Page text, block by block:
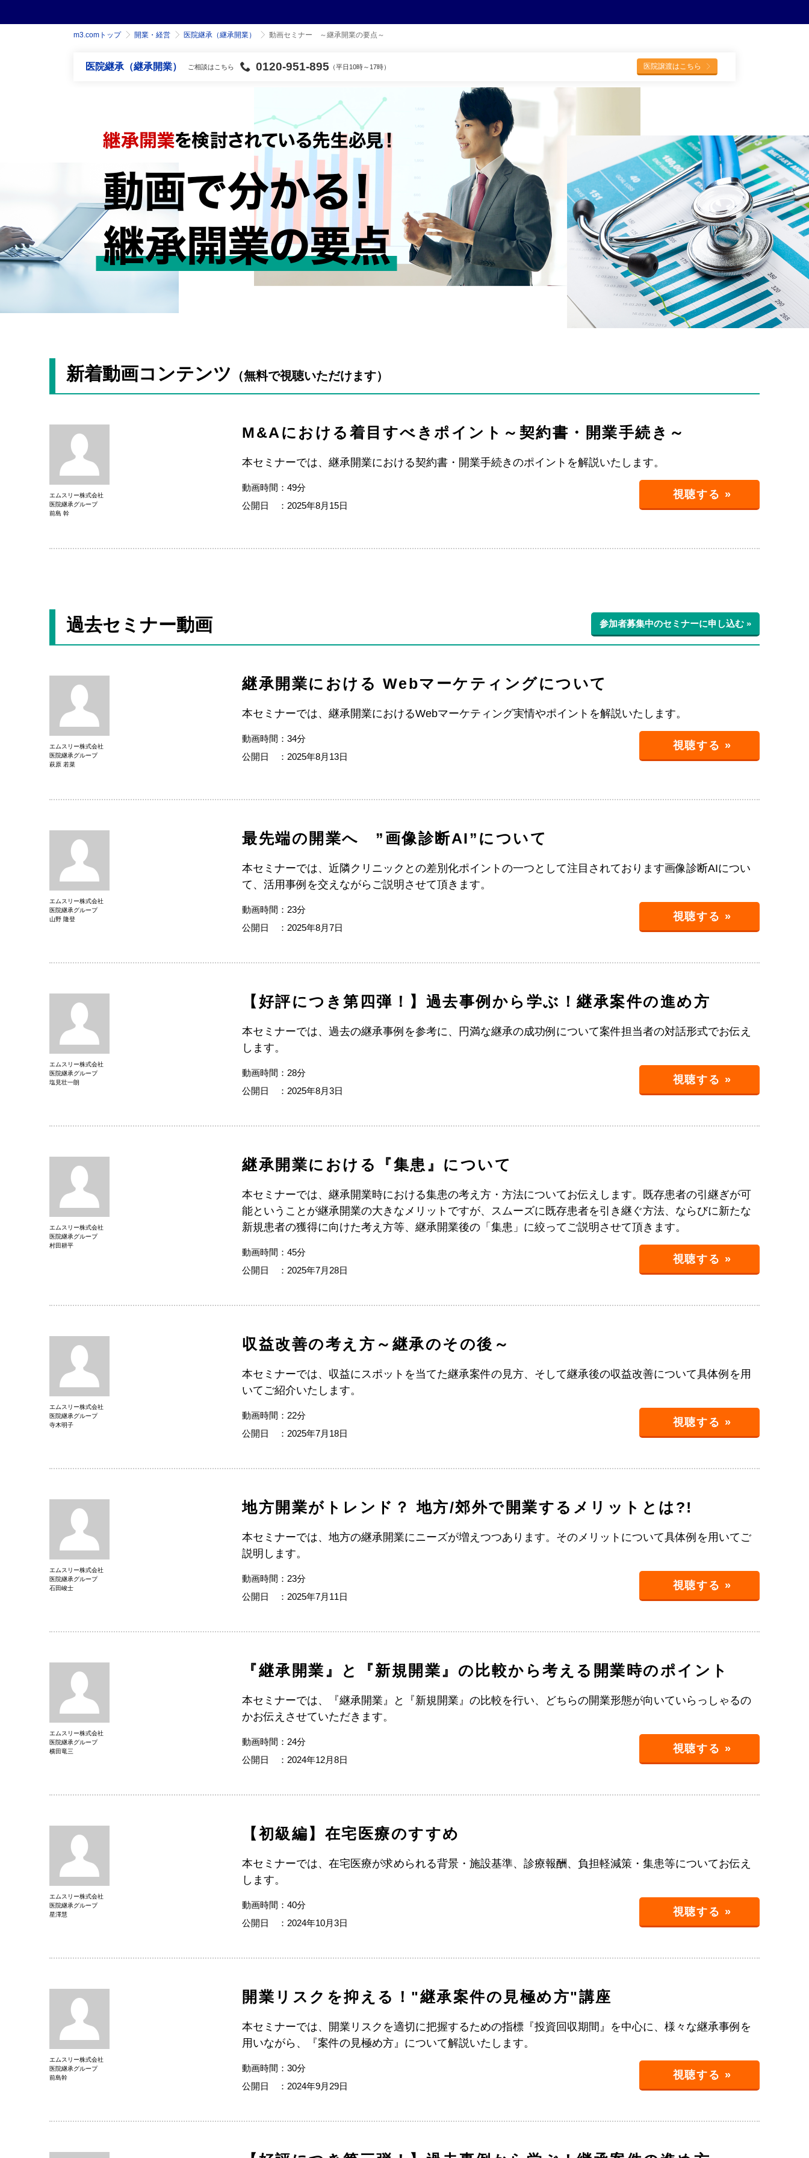
m3.comトップ 開業・経営 医院継承（継承開業） 動画セミナー ～継承開業の要点～
医院継承（継承開業） ご相談はこちら 0120-951-895 （平日10時～17時） 医院譲渡はこちら
新着動画コンテンツ （無料で視聴いただけます）
エムスリー株式会社
医院継承グループ
前島 幹
M&Aにおける着目すべきポイント～契約書・開業手続き～
本セミナーでは、継承開業における契約書・開業手続きのポイントを解説いたします。
動画時間：49分
公開日 ：2025年8月15日
視聴する »
過去セミナー動画 参加者募集中のセミナーに申し込む »
エムスリー株式会社
医院継承グループ
萩原 若菜
継承開業における Webマーケティングについて
本セミナーでは、継承開業におけるWebマーケティング実情やポイントを解説いたします。
動画時間：34分
公開日 ：2025年8月13日
視聴する »
エムスリー株式会社
医院継承グループ
山野 隆登
最先端の開業へ ”画像診断AI”について
本セミナーでは、近隣クリニックとの差別化ポイントの一つとして注目されております画像診断AIについ
て、活用事例を交えながらご説明させて頂きます。
動画時間：23分
公開日 ：2025年8月7日
視聴する »
エムスリー株式会社
医院継承グループ
塩見壮一朗
【好評につき第四弾！】過去事例から学ぶ！継承案件の進め方
本セミナーでは、過去の継承事例を参考に、円満な継承の成功例について案件担当者の対話形式でお伝え
します。
動画時間：28分
公開日 ：2025年8月3日
視聴する »
エムスリー株式会社
医院継承グループ
村田耕平
継承開業における『集患』について
本セミナーでは、継承開業時における集患の考え方・方法についてお伝えします。既存患者の引継ぎが可
能ということが継承開業の大きなメリットですが、スムーズに既存患者を引き継ぐ方法、ならびに新たな
新規患者の獲得に向けた考え方等、継承開業後の「集患」に絞ってご説明させて頂きます。
動画時間：45分
公開日 ：2025年7月28日
視聴する »
エムスリー株式会社
医院継承グループ
寺木明子
収益改善の考え方～継承のその後～
本セミナーでは、収益にスポットを当てた継承案件の見方、そして継承後の収益改善について具体例を用
いてご紹介いたします。
動画時間：22分
公開日 ：2025年7月18日
視聴する »
エムスリー株式会社
医院継承グループ
石田峻士
地方開業がトレンド？ 地方/郊外で開業するメリットとは?!
本セミナーでは、地方の継承開業にニーズが増えつつあります。そのメリットについて具体例を用いてご
説明します。
動画時間：23分
公開日 ：2025年7月11日
視聴する »
エムスリー株式会社
医院継承グループ
横田竜三
『継承開業』と『新規開業』の比較から考える開業時のポイント
本セミナーでは、『継承開業』と『新規開業』の比較を行い、どちらの開業形態が向いていらっしゃるの
かお伝えさせていただきます。
動画時間：24分
公開日 ：2024年12月8日
視聴する »
エムスリー株式会社
医院継承グループ
星澤慧
【初級編】在宅医療のすすめ
本セミナーでは、在宅医療が求められる背景・施設基準、診療報酬、負担軽減策・集患等についてお伝え
します。
動画時間：40分
公開日 ：2024年10月3日
視聴する »
エムスリー株式会社
医院継承グループ
前島幹
開業リスクを抑える！"継承案件の見極め方"講座
本セミナーでは、開業リスクを適切に把握するための指標『投資回収期間』を中心に、様々な継承事例を
用いながら、『案件の見極め方』について解説いたします。
動画時間：30分
公開日 ：2024年9月29日
視聴する »